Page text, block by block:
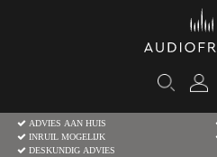
ADVIES AAN HUIS
INRUIL MOGELIJK
DESKUNDIG ADVIES